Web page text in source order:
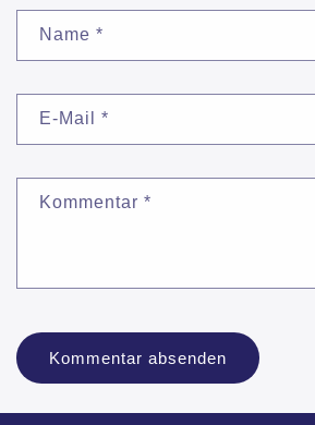
Name *
E-Mail *
Kommentar *